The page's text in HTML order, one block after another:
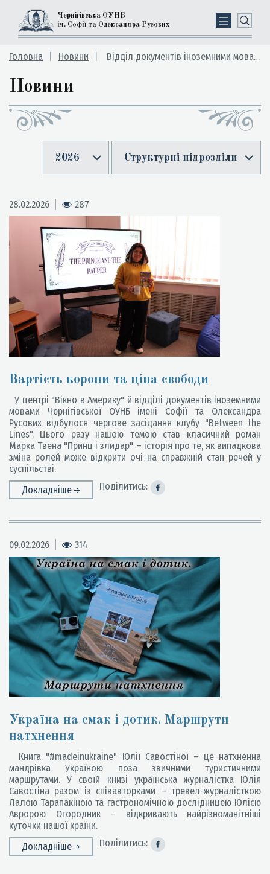
Чернігівська ОУНБ
ім. Софії та Олександра Русових
Головна Новини Відділ документів іноземними мовами
Новини
2026 Структурні підрозділи
28.02.2026 287
Вартість корони та ціна свободи
У центрі "Вікно в Америку" й відділі документів іноземними
мовами Чернігівської ОУНБ імені Софії та Олександра
Русових відбулося чергове засідання клубу "Between the
Lines". Цього разу нашою темою став класичний роман
Марка Твена "Принц і злидар" – історія про те, як випадкова
зміна ролей може відкрити очі на справжній стан речей у
суспільстві.
Докладніше
Поділитись:
09.02.2026 314
Україна на смак і дотик. Маршрути
натхнення
Книга "#madeinukraine" Юлії Савостіної – це натхненна
мандрівка Україною поза звичними туристичними
маршрутами. У своїй книзі українська журналістка Юлія
Савостіна разом із співавторками – тревел-журналісткою
Лалою Тарапакіною та гастрономічною дослідницею Юлією
Авророю Огородник – відкривають найрізноманітніші
куточки нашої країни.
Докладніше
Поділитись: